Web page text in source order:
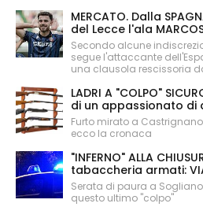
MERCATO. Dalla
del Lecce l'ala MARCOS
Secondo alcune
segue l'attaccante
una clausola rescissoria
LADRI A "COLPO"
di un appassionato di
Furto mirato a
ecco la cronaca
"INFERNO" ALLA
tabaccheria armati:
Serata di paura a
questo ultimo "colpo"